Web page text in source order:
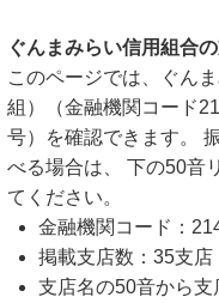
ぐんまみらい信用組合
このページでは、ぐん
組）（金融機関コード
号）を確認できます。
べる場合は、 下の50音
てください。
金融機関コード：
掲載支店数：35支店
支店名の50音から